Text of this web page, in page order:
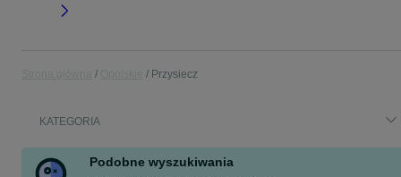
Przysiecz
KATEGORIA
Podobne wyszukiwania